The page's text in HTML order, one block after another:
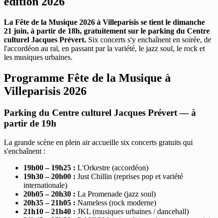
La Fête de la Musique 2026 à Villeparisis se tient le dimanche
21 juin, à partir de 18h, gratuitement sur le parking du Centre
culturel Jacques Prévert. Six concerts s'y enchaînent en soirée, de
l'accordéon au raï, en passant par la variété, le jazz soul, le rock et
les musiques urbaines.
Programme Fête de la Musique à
Villeparisis 2026
Parking du Centre culturel Jacques Prévert — à
partir de 19h
La grande scène en plein air accueille six concerts gratuits qui
s'enchaînent :
19h00 – 19h25 : L'Orkestre (accordéon)
19h30 – 20h00 : Just Chillin (reprises pop et variété
internationale)
20h05 – 20h30 : La Promenade (jazz soul)
20h35 – 21h05 : Nameless (rock moderne)
21h10 – 21h40 : JKL (musiques urbaines / dancehall)